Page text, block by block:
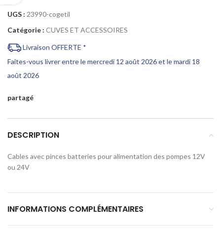
UGS : 23990-cogetil
Catégorie : CUVES ET ACCESSOIRES
Livraison OFFERTE *
Faites-vous livrer entre le mercredi 12 août 2026 et le mardi 18
août 2026
partagé
DESCRIPTION
Cables avec pinces batteries pour alimentation des pompes 12V
ou 24V
INFORMATIONS COMPLÉMENTAIRES